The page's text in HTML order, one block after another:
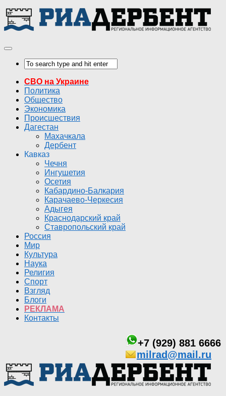
СВО на Украине
Политика
Общество
Экономика
Происшествия
Дагестан
Махачкала
Дербент
Кавказ
Чечня
Ингушетия
Осетия
Кабардино-Балкария
Карачаево-Черкесия
Адыгея
Краснодарский край
Ставропольский край
Россия
Мир
Культура
Наука
Религия
Спорт
Взгляд
Блоги
РЕКЛАМА
Контакты
+7 (929) 881 6666
milrad@mail.ru